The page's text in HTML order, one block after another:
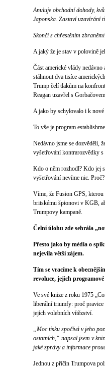
Anuluje obchodní dohody,
Japonska. Zastaví uzavírání
Skončí s chřestěním
A jaký že je stav v polovině
Část americké vlády
stáhnout dva tisíce
Trump čelí tlakům na
Reagan uzavřel s
A jako by schylovalo i k
To vše je program
Nedávno jsme se dozvěděli,
vyšetřování kontrarozvědky
Kdo o něm rozhodl? Kdo jej
vyšetřování nevíme nic. Proč?
Víme, že Fusion GPS,
britskému špionovi v KGB,
Trumpovy kampaně.
Čelní úlohu zde sehrála
Přesto jako by média o
nejevila větší zájem.
Tím se vracíme k
revoluce, jejich
Ve své knize z roku 1975
liberální triumfy: proč
jejích volebních vítězství.
„Moc tisku spočívá v jeho
ostatních,“ napsal jsem v
jaké zprávy a informace
Jednou z příčin Trumpova